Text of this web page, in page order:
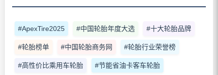
#ApexTire2025 #中国轮胎年度大选 #十大轮胎品牌
#轮胎榜单 #中国轮胎商务网 #轮胎行业荣誉榜
#高性价比乘用车轮胎 #节能省油卡客车轮胎